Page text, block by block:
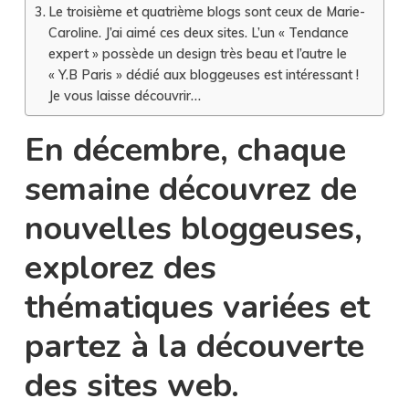
Le troisième et quatrième blogs sont ceux de Marie-
Caroline. J’ai aimé ces deux sites. L’un « Tendance
expert » possède un design très beau et l’autre le
« Y.B Paris » dédié aux bloggeuses est intéressant !
Je vous laisse découvrir…
En décembre, chaque
semaine découvrez de
nouvelles bloggeuses,
explorez des
thématiques variées et
partez à la découverte
des sites web.